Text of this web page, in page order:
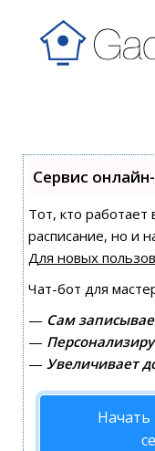
Сервис
Тот, кто
расписание, но и
Для новых
Чат-бот для
— Сам
—
— Увеличивает
Начать